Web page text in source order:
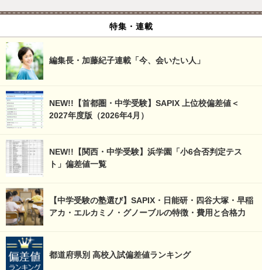
特集・連載
編集長・加藤紀子連載「今、会いたい人」
NEW!!【首都圏・中学受験】SAPIX 上位校偏差値＜
2027年度版（2026年4月）
NEW!!【関西・中学受験】浜学園「小6合否判定テス
ト」偏差値一覧
【中学受験の塾選び】SAPIX・日能研・四谷大塚・早稲
アカ・エルカミノ・グノーブルの特徴・費用と合格力
都道府県別 高校入試偏差値ランキング